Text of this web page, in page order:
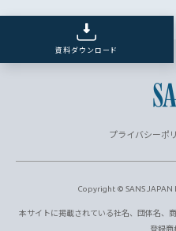
資料ダウンロード
プライバシーポ
Copyright © SANS JAPAN
本サイトに掲載されている社名、団体名、
登録商